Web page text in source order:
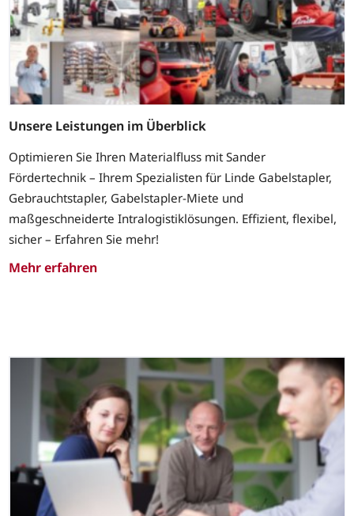
Unsere Leistungen im Überblick
Optimieren Sie Ihren Materialfluss mit Sander
Fördertechnik – Ihrem Spezialisten für Linde Gabelstapler,
Gebrauchtstapler, Gabelstapler-Miete und
maßgeschneiderte Intralogistiklösungen. Effizient, flexibel,
sicher – Erfahren Sie mehr!
Mehr erfahren